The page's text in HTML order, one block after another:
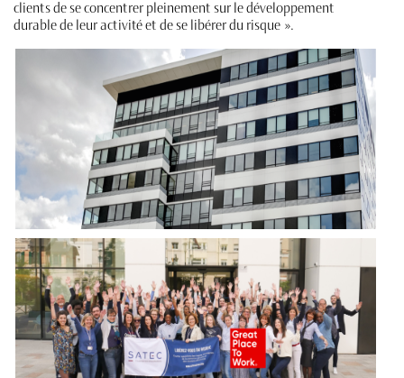
clients de se concentrer pleinement sur le développement
durable de leur activité et de se libérer du risque ».